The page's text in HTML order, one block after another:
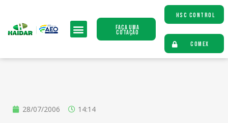
Faça uma
Cotação
HSC CONTROL
COMEX
28/07/2006 14:14